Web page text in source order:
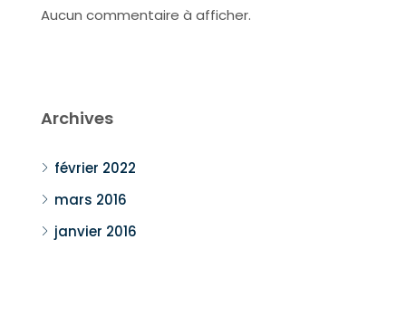
Aucun commentaire à afficher.
Archives
février 2022
mars 2016
janvier 2016